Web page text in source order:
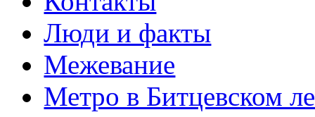
Люди и факты
Межевание
Метро в Битцевском